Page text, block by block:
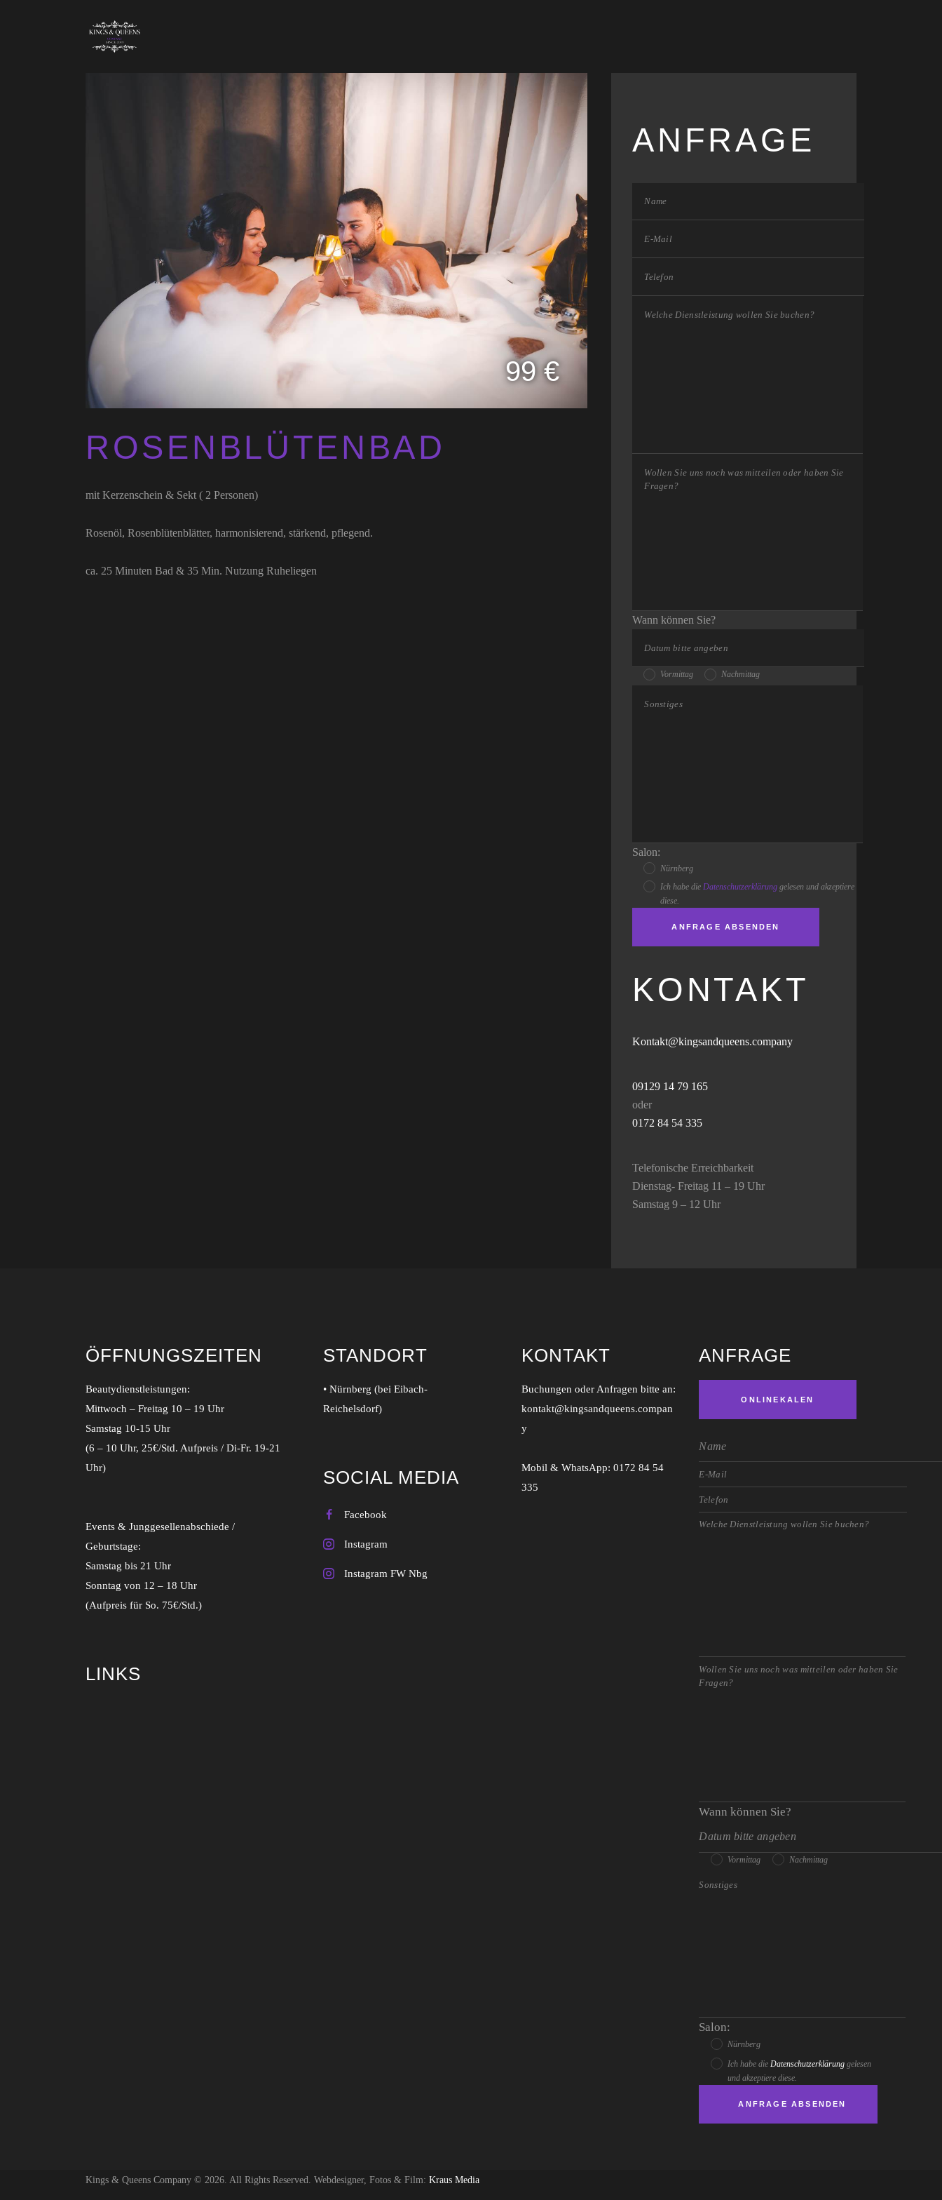
99 €
ROSENBLÜTENBAD
mit Kerzenschein & Sekt ( 2 Personen)
Rosenöl, Rosenblütenblätter, harmonisierend, stärkend, pflegend.
ca. 25 Minuten Bad & 35 Min. Nutzung Ruheliegen
ANFRAGE
Wann können Sie?
Vormittag Nachmittag
Salon:
Nürnberg
Ich habe dieDatenschutzerklärung gelesen und akzeptiere
diese.
KONTAKT
Kontakt@kingsandqueens.company
09129 14 79 165
oder
0172 84 54 335
Telefonische Erreichbarkeit
Dienstag- Freitag 11 – 19 Uhr
Samstag 9 – 12 Uhr
ÖFFNUNGSZEITEN
Beautydienstleistungen:
Mittwoch – Freitag 10 – 19 Uhr
Samstag 10-15 Uhr
(6 – 10 Uhr, 25€/Std. Aufpreis / Di-Fr. 19-21
Uhr)
Events & Junggesellenabschiede /
Geburtstage:
Samstag bis 21 Uhr
Sonntag von 12 – 18 Uhr
(Aufpreis für So. 75€/Std.)
LINKS
STANDORT
• Nürnberg (bei Eibach-
Reichelsdorf)
SOCIAL MEDIA
Facebook
Instagram
Instagram FW Nbg
KONTAKT
Buchungen oder Anfragen bitte an:
kontakt@kingsandqueens.compan
y
Mobil & WhatsApp: 0172 84 54
335
ANFRAGE
ONLINEKALEN
Wann können Sie?
Vormittag Nachmittag
Salon:
Nürnberg
Ich habe die Datenschutzerklärung gelesen
und akzeptiere diese.
Kings & Queens Company © 2026. All Rights Reserved. Webdesigner, Fotos & Film: Kraus Media